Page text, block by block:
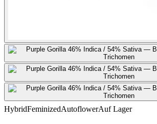
HybridFeminizedAutoflowerAuf Lager